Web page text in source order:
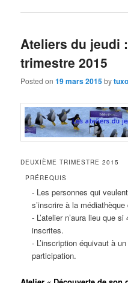
Ateliers du jeudi
trimestre 2015
Posted on19 mars 2015by
DEUXIÈME TRIMESTRE 2015
PRÉREQUIS
- Les personnes qui
s’inscrire à la
- L’atelier n’aura lieu que
inscrites.
- L’inscription équivaut à
participation.